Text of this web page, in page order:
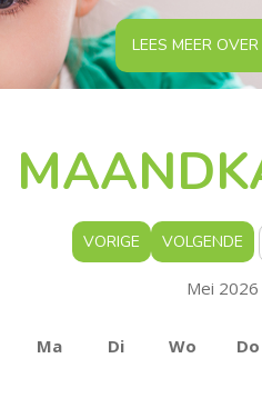
LEES MEER
VORIGE VOLGENDE
Mei 2026
Ma Di Wo Do